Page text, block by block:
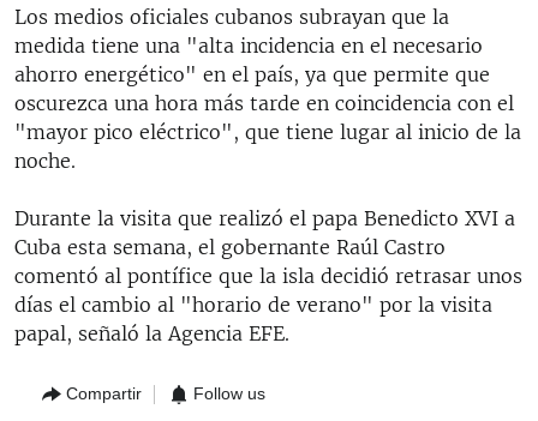
Los medios oficiales cubanos subrayan que la
medida tiene una "alta incidencia en el necesario
ahorro energético" en el país, ya que permite que
oscurezca una hora más tarde en coincidencia con el
"mayor pico eléctrico", que tiene lugar al inicio de la
noche.
Durante la visita que realizó el papa Benedicto XVI a
Cuba esta semana, el gobernante Raúl Castro
comentó al pontífice que la isla decidió retrasar unos
días el cambio al "horario de verano" por la visita
papal, señaló la Agencia EFE.
Compartir Follow us